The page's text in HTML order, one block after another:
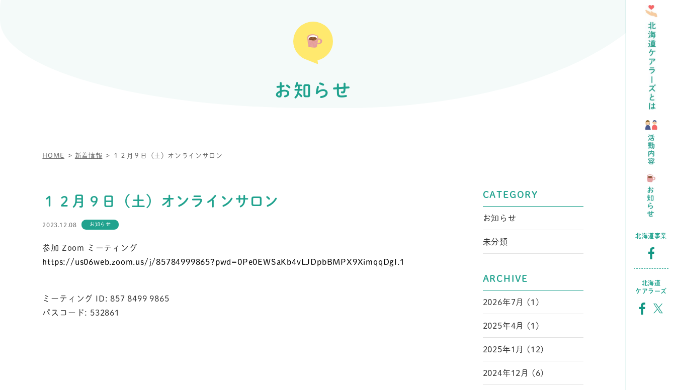
北海道事業
北海道
ケアラーズ
お知らせ
HOME 新着情報 １２月９日（土）オンラインサロン
１２月９日（土）オンラインサロン
2023.12.08 お知らせ
参加 Zoom ミーティング
https://us06web.zoom.us/j/85784999865?pwd=0Pe0EWSaKb4vLJDpbBMPX9XimqqDgI .1
ミーティング ID: 857 8499 9865
パスコード: 532861
CATEGORY
お知らせ
未分類
ARCHIVE
2026年7月 (1)
2025年4月 (1)
2025年1月 (12)
2024年12月 (6)